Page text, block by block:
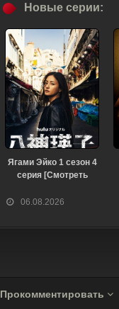
06.08.2026
Новые серии:
Ягами Эйко 1 сезон 4
серия [Смотреть
Прокомментировать